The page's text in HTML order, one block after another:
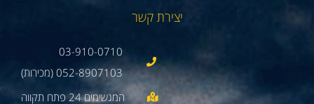
יצירת קשר
03-910-0710
052-8907103 (מכירות)